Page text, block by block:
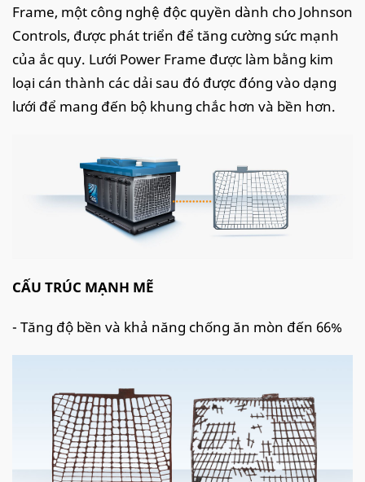
Frame, một công nghệ độc quyền dành cho Johnson
Controls, được phát triển để tăng cường sức mạnh
của ắc quy. Lưới Power Frame được làm bằng kim
loại cán thành các dải sau đó được đóng vào dạng
lưới để mang đến bộ khung chắc hơn và bền hơn.
CẤU TRÚC MẠNH MẼ
- Tăng độ bền và khả năng chống ăn mòn đến 66%